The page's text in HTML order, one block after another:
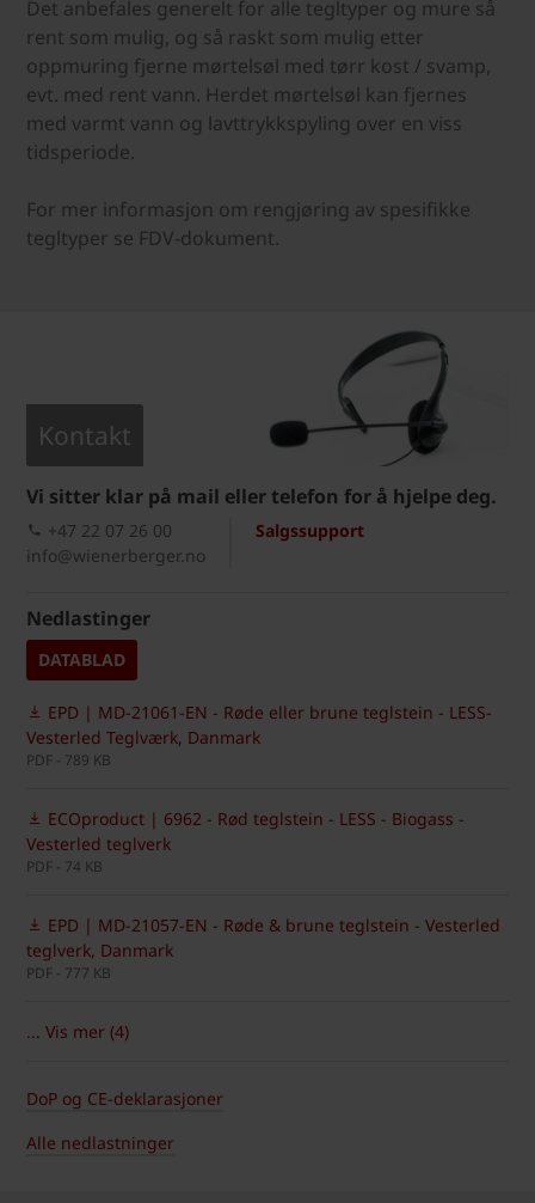
Det anbefales generelt for alle tegltyper og mure så
rent som mulig, og så raskt som mulig etter
oppmuring fjerne mørtelsøl med tørr kost / svamp,
evt. med rent vann. Herdet mørtelsøl kan fjernes
med varmt vann og lavttrykkspyling over en viss
tidsperiode.
For mer informasjon om rengjøring av spesifikke
tegltyper se FDV-dokument.
Kontakt
Vi sitter klar på mail eller telefon for å hjelpe deg.
Salgssupport
+47 22 07 26 00
info@wienerberger.no
Nedlastinger
DATABLAD
EPD | MD-21061-EN - Røde eller brune teglstein - LESS-
Vesterled Teglværk, Danmark
PDF - 789 KB
ECOproduct | 6962 - Rød teglstein - LESS - Biogass -
Vesterled teglverk
PDF - 74 KB
EPD | MD-21057-EN - Røde & brune teglstein - Vesterled
teglverk, Danmark
PDF - 777 KB
... Vis mer (4)
DoP og CE-deklarasjoner
Alle nedlastninger